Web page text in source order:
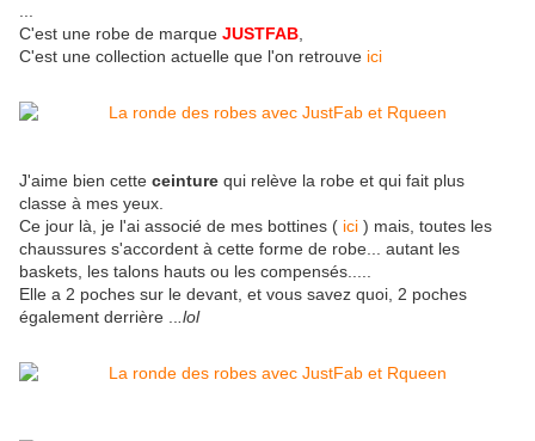
C'est une robe de marque JUSTFAB
C'est une collection actuelle que l'on retrouve ici
J'aime bien cette ceinture qui relève la robe et qui fait plus
classe à mes yeux.
Ce jour là, je l'ai associé de mes bottines ( ici ) mais, toutes les
chaussures s'accordent à cette forme de robe... autant les
baskets, les talons hauts ou les compensés.....
Elle a 2 poches sur le devant, et vous savez quoi, 2 poches
également derrière ..
.lol